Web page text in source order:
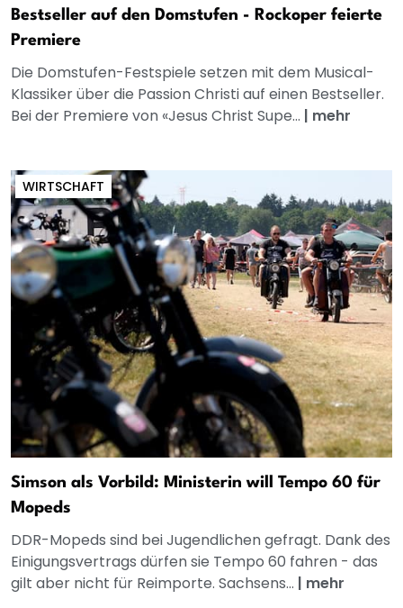
Bestseller auf den Domstufen - Rockoper feierte
Premiere
Die Domstufen-Festspiele setzen mit dem Musical-
Klassiker über die Passion Christi auf einen Bestseller.
Bei der Premiere von «Jesus Christ Supe... | mehr
WIRTSCHAFT
Simson als Vorbild: Ministerin will Tempo 60 für
Mopeds
DDR-Mopeds sind bei Jugendlichen gefragt. Dank des
Einigungsvertrags dürfen sie Tempo 60 fahren - das
gilt aber nicht für Reimporte. Sachsens... | mehr